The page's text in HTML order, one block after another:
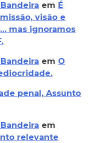
em É
visão e
mas ignoramos
em O
penal, Assunto
em
relevante